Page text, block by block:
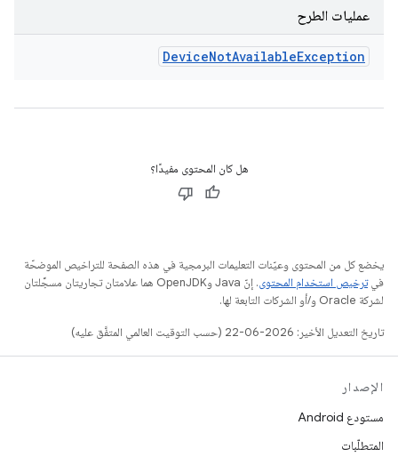
عمليات الطرح
DeviceNotAvailableException
هل كان المحتوى مفيدًا؟
يخضع كل من المحتوى وعيّنات التعليمات البرمجية في هذه الصفحة للتراخيص الموضحّة
فيترخيص استخدام المحتوى
. إنّ Java وOpenJDK هما علامتان تجاريتان مسجَّلتان
لشركة Oracle و/أو الشركات التابعة لها.
تاريخ التعديل الأخير: 2026-06-22 (حسب التوقيت العالمي المتفَّق عليه)
الإصدار
مستودع Android
المتطلّبات